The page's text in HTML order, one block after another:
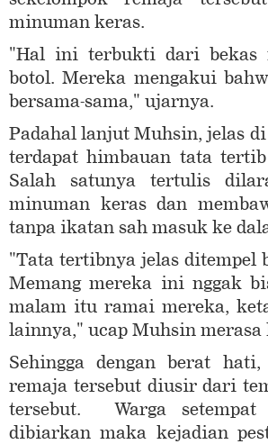
minuman keras.
"Hal ini terbukti dari bekas
botol. Mereka mengakui
bersama-sama," ujarnya.
Padahal lanjut Muhsin, jelas
terdapat himbauan tata
Salah satunya tertulis
minuman keras dan
tanpa ikatan sah masuk ke
"Tata tertibnya jelas ditempel
Memang mereka ini nggak
malam itu ramai mereka,
lainnya," ucap Muhsin merasa
Sehingga dengan berat
remaja tersebut diusir dari
tersebut. Warga
dibiarkan maka kejadian